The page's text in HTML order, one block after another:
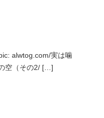
alwtog.com/実は噛
空（その2/ […]